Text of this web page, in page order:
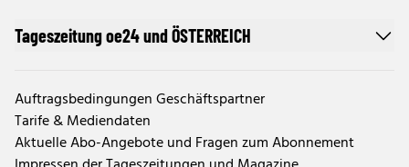
Tageszeitung oe24 und ÖSTERREICH
Auftragsbedingungen Geschäftspartner
Tarife & Mediendaten
Aktuelle Abo-Angebote und Fragen zum Abonnement